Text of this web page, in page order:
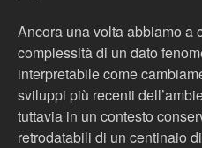
Ancora una volta abbiamo a
complessità di un dato
interpretabile come
sviluppi più recenti
tuttavia in un contesto
retrodatabili di un centinaio